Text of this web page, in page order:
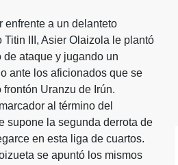
enfrente a un delanteto
Titin III, Asier Olaizola le plantó
de ataque y jugando un
ante los aficionados que se
Uranzu de Irún.
al término del
supone la segunda derrota de
en esta liga de cuartos.
se apuntó los mismos